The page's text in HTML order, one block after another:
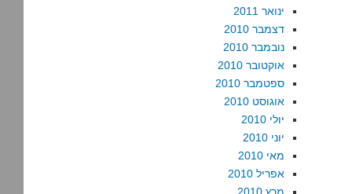
ינואר 2011
דצמבר 2010
נובמבר 2010
אוקטובר 2010
ספטמבר 2010
אוגוסט 2010
יולי 2010
יוני 2010
מאי 2010
אפריל 2010